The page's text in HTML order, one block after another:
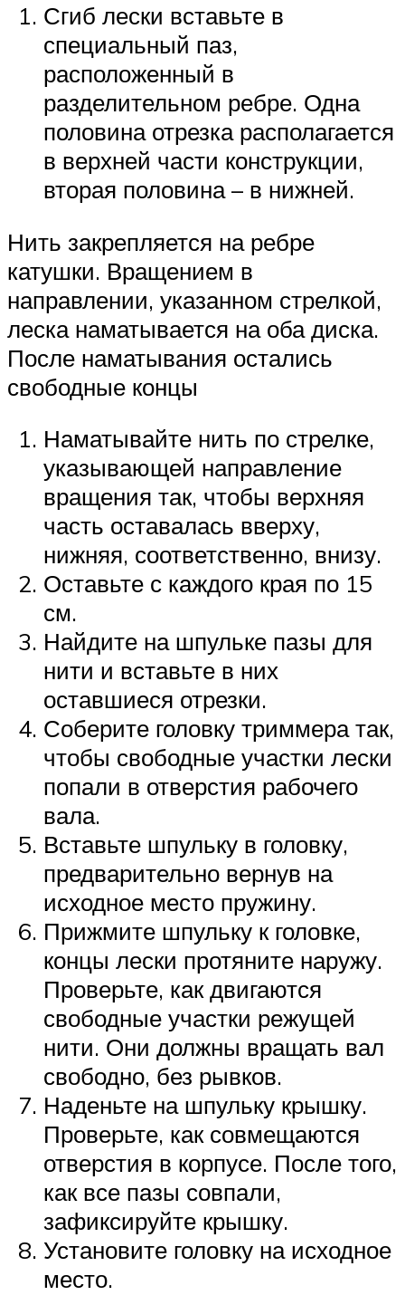
Сгиб лески вставьте в
специальный паз,
расположенный в
разделительном ребре. Одна
половина отрезка располагается
в верхней части конструкции,
вторая половина – в нижней.
Нить закрепляется на ребре
катушки. Вращением в
направлении, указанном стрелкой,
леска наматывается на оба диска.
После наматывания остались
свободные концы
Наматывайте нить по стрелке,
указывающей направление
вращения так, чтобы верхняя
часть оставалась вверху,
нижняя, соответственно, внизу.
Оставьте с каждого края по 15
см.
Найдите на шпульке пазы для
нити и вставьте в них
оставшиеся отрезки.
Соберите головку триммера так,
чтобы свободные участки лески
попали в отверстия рабочего
вала.
Вставьте шпульку в головку,
предварительно вернув на
исходное место пружину.
Прижмите шпульку к головке,
концы лески протяните наружу.
Проверьте, как двигаются
свободные участки режущей
нити. Они должны вращать вал
свободно, без рывков.
Наденьте на шпульку крышку.
Проверьте, как совмещаются
отверстия в корпусе. После того,
как все пазы совпали,
зафиксируйте крышку.
Установите головку на исходное
место.